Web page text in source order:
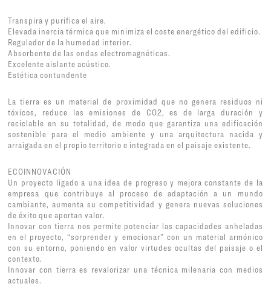
Transpira y purifica el aire.
Elevada inercia térmica que minimiza el coste energético del edificio.
Regulador de la humedad interior.
Absorbente de las ondas electromagnéticas.
Excelente aislante acústico.
Estética contundente
La tierra es un material de proximidad que no genera residuos ni
tóxicos, reduce las emisiones de CO2, es de larga duración y
reciclable en su totalidad, de modo que garantiza una edificación
sostenible para el medio ambiente y una arquitectura nacida y
arraigada en el propio territorio e integrada en el paisaje existente.
ECOINNOVACIÓN
Un proyecto ligado a una idea de progreso y mejora constante de la
empresa que contribuye al proceso de adaptación a un mundo
cambiante, aumenta su competitividad y genera nuevas soluciones
de éxito que aportan valor.
Innovar con tierra nos permite potenciar las capacidades anheladas
en el proyecto, “sorprender y emocionar” con un material armónico
con su entorno, poniendo en valor virtudes ocultas del paisaje o el
contexto.
Innovar con tierra es revalorizar una técnica milenaria con medios
actuales.